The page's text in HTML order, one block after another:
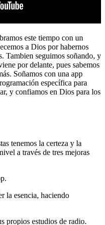
este tiempo con un
a Dios por habernos
Tambien seguimos soñando, y
por delante, pues sabemos
Soñamos con una app
específica para
y confiamos en Dios para los
tenemos la certeza y la
a través de tres mejoras
la esencia, haciendo
propios estudios de radio.